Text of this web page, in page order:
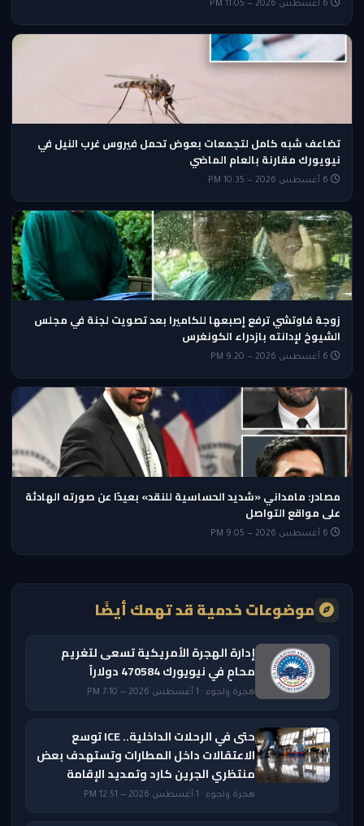
تضاعف شبه كامل لتجمعات بعوض تحمل فيروس غرب النيل في
نيويورك مقارنة بالعام الماضي
زوجة فاوتشي ترفع إصبعها للكاميرا بعد تصويت لجنة في مجلس
الشيوخ لإدانته بازدراء الكونغرس
مصادر: مامداني «شديد الحساسية للنقد» بعيدًا عن صورته الهادئة
على مواقع التواصل
موضوعات خدمية قد تهمك أيضًا
إدارة الهجرة الأمريكية تسعى لتغريم
محامٍ في نيويورك 470584 دولاراً
هجرة ولجوء · 1 أغسطس 2026 — 7:10 PM
حتى في الرحلات الداخلية.. ICE توسع
الاعتقالات داخل المطارات وتستهدف بعض
منتظري الجرين كارد وتمديد الإقامة
هجرة ولجوء · 1 أغسطس 2026 — 12:51 PM